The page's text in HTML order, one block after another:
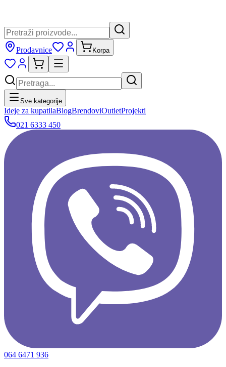
Prodavnice Korpa
Sve kategorije
Ideje za kupatilaBlogBrendoviOutletProjekti
021 6333 450
064 6471 936